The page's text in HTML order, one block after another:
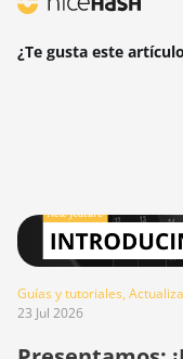
¿Te gusta este
Guías y tutoriales,
23 Jul 2026